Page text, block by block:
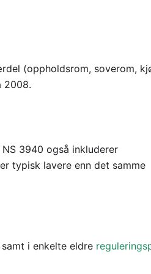
(oppholdsrom, soverom,
2008.
3940 også inkluderer
typisk lavere enn det samme
i enkelte eldre